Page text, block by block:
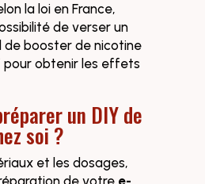
la loi en France,
de verser un
de booster de nicotine
pour obtenir les effets
un DIY de
soi ?
et les dosages,